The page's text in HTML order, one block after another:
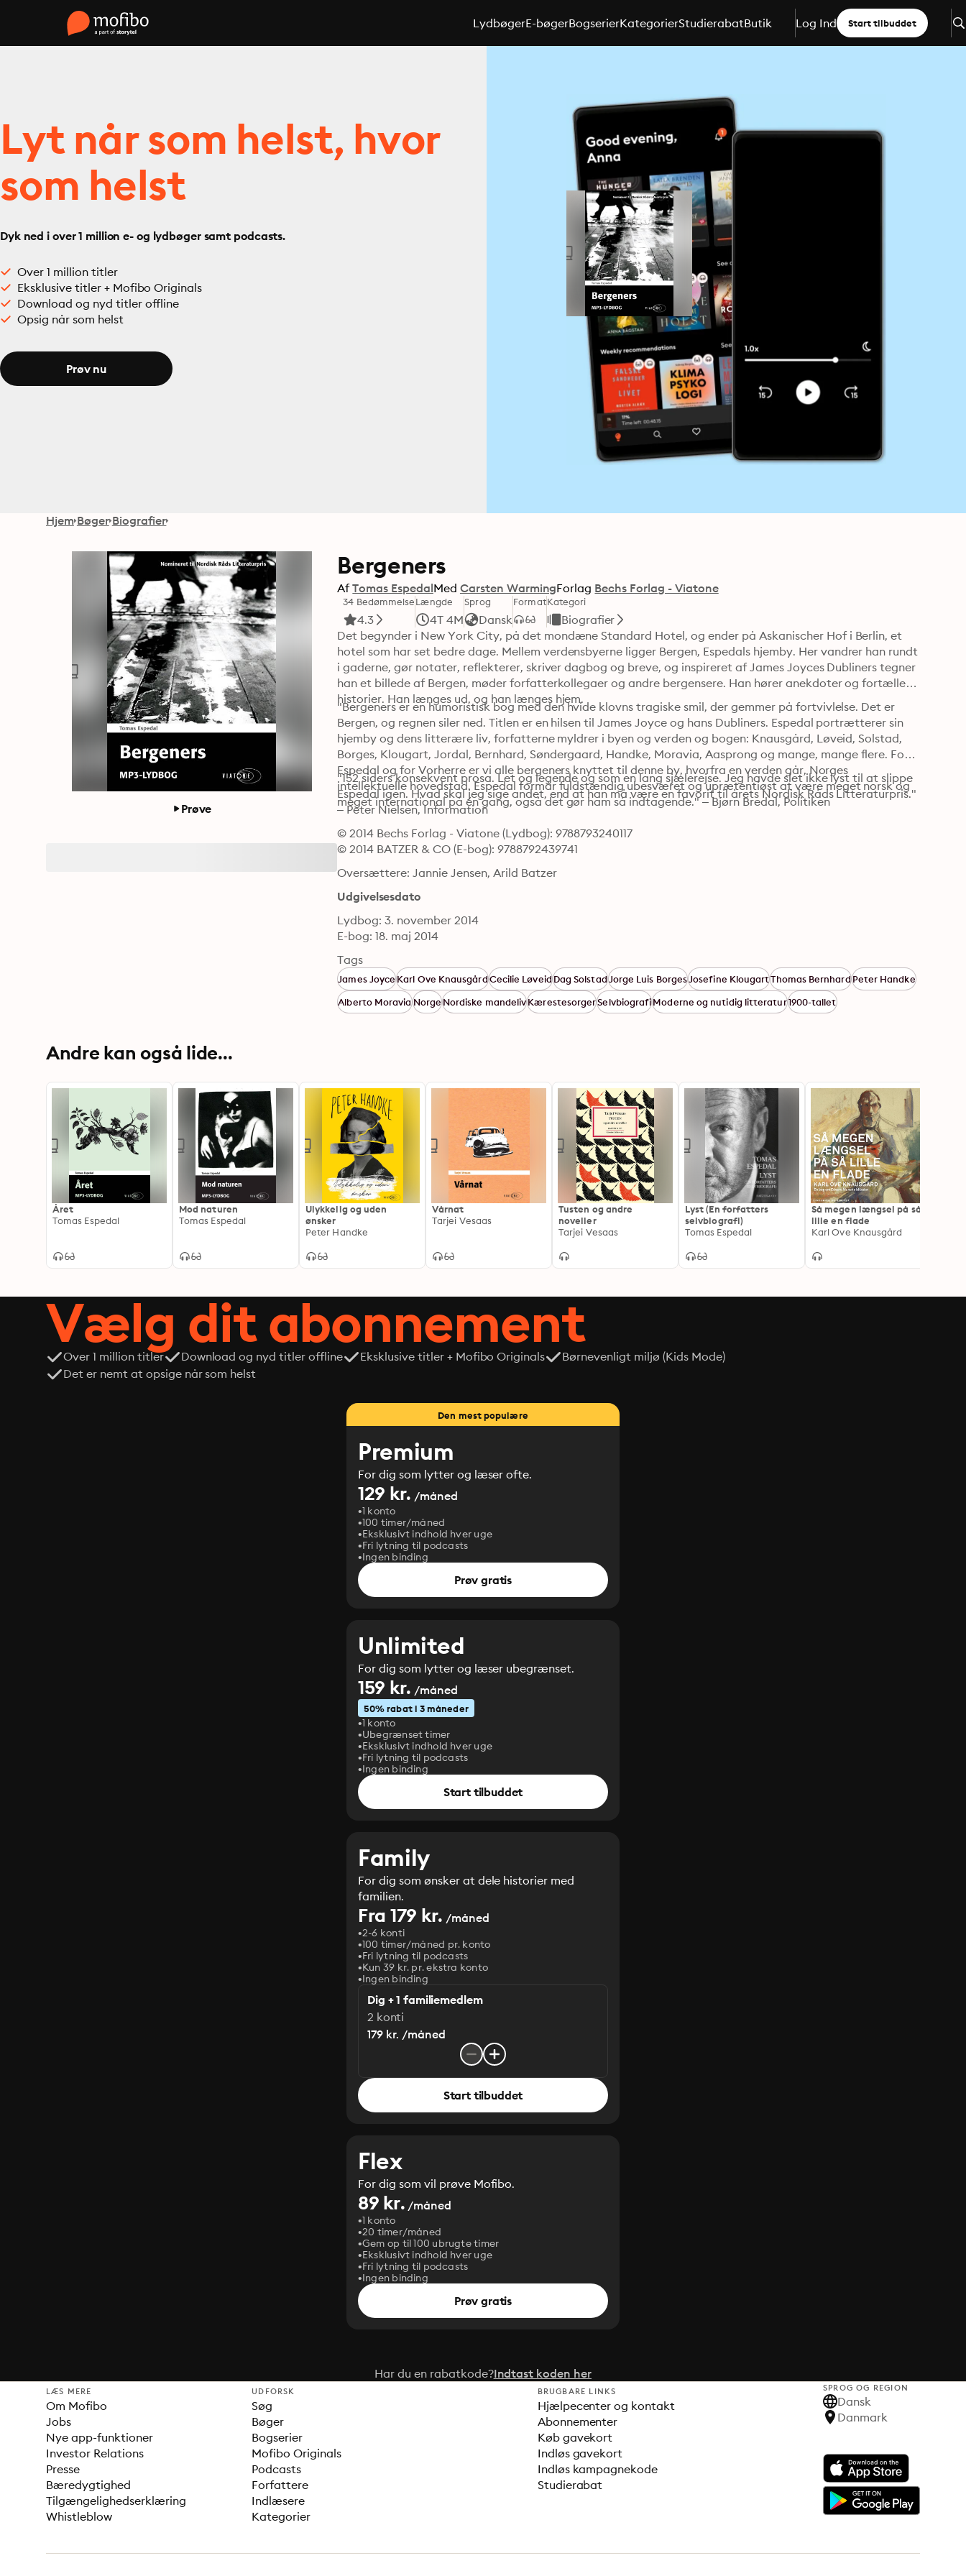
LydbøgerE-bøgerBogserierKategorierStudierabatButik Log Ind Start tilbuddet
Lyt når som helst, hvor
som helst
Dyk ned i over 1 million e- og lydbøger samt podcasts.
Over 1 million titler
Eksklusive titler + Mofibo Originals
Download og nyd titler offline
Opsig når som helst
Prøv nu
Hjem Bøger Biografier
Prøve
Bergeners
Af Tomas EspedalMed Carsten WarmingForlag Bechs Forlag - Viatone
34 Bedømmelse
4.3
Længde
4T 4M
Sprog
Dansk
FormatKategori
Biografier
Det begynder i New York City, på det mondæne Standard Hotel, og ender på Askanischer Hof i Berlin, et
hotel som har set bedre dage. Mellem verdensbyerne ligger Bergen, Espedals hjemby. Her vandrer han rundt
i gaderne, gør notater, reflekterer, skriver dagbog og breve, og inspireret af James Joyces Dubliners tegner
han et billede af Bergen, møder forfatterkollegaer og andre bergensere. Han hører anekdoter og fortæller
historier. Han længes ud, og han længes hjem.
"Bergeners er en humoristisk bog med den hvide klovns tragiske smil, der gemmer på fortvivlelse. Det er
Bergen, og regnen siler ned. Titlen er en hilsen til James Joyce og hans Dubliners. Espedal portrætterer sin
hjemby og dens litterære liv, forfatterne myldrer i byen og verden og bogen: Knausgård, Løveid, Solstad,
Borges, Klougart, Jordal, Bernhard, Søndergaard, Handke, Moravia, Aasprong og mange, mange flere. For
Espedal og for Vorherre er vi alle bergeners knyttet til denne by, hvorfra en verden går, Norges
intellektuelle hovedstad. Espedal formår fuldstændig ubesværet og uprætentiøst at være meget norsk og
meget international på én gang, også det gør ham så indtagende." – Bjørn Bredal, Politiken
"152 siders konsekvent prosa. Let og legende og som en lang sjælerejse. Jeg havde slet ikke lyst til at slippe
Espedal igen. Hvad skal jeg sige andet, end at han må være en favorit til årets Nordisk Råds Litteraturpris."
– Peter Nielsen, Information
© 2014 Bechs Forlag - Viatone (Lydbog): 9788793240117
© 2014 BATZER & CO (E-bog): 9788792439741
Oversættere: Jannie Jensen, Arild Batzer
Udgivelsesdato
Lydbog: 3. november 2014
E-bog: 18. maj 2014
Tags
James JoyceKarl Ove KnausgårdCecilie LøveidDag SolstadJorge Luis BorgesJosefine KlougartThomas BernhardPeter Handke
Alberto MoraviaNorgeNordiske mandelivKærestesorgerSelvbiografiModerne og nutidig litteratur1900-tallet
Andre kan også lide...
Året
Tomas Espedal
Mod naturen
Tomas Espedal
Ulykkelig og uden
ønsker
Peter Handke
Vårnat
Tarjei Vesaas
Tusten og andre
noveller
Tarjei Vesaas
Lyst (En forfatters
selvbiografi)
Tomas Espedal
Så megen længsel på så
lille en flade
Karl Ove Knausgård
Vælg dit abonnement
Over 1 million titler Download og nyd titler offline Eksklusive titler + Mofibo Originals
Børnevenligt miljø (Kids Mode)
Det er nemt at opsige når som helst
Den mest populære
Premium
For dig som lytter og læser ofte.
129 kr. /måned
1 konto
100 timer/måned
Eksklusivt indhold hver uge
Fri lytning til podcasts
Ingen binding
Prøv gratis
Unlimited
For dig som lytter og læser ubegrænset.
159 kr. /måned
50% rabat i 3 måneder
1 konto
Ubegrænset timer
Eksklusivt indhold hver uge
Fri lytning til podcasts
Ingen binding
Start tilbuddet
Family
For dig som ønsker at dele historier med
familien.
Fra 179 kr. /måned
2-6 konti
100 timer/måned pr. konto
Fri lytning til podcasts
Kun 39 kr. pr. ekstra konto
Ingen binding
Dig + 1 familiemedlem
2 konti
179 kr. /måned
Start tilbuddet
Flex
For dig som vil prøve Mofibo.
89 kr. /måned
1 konto
20 timer/måned
Gem op til 100 ubrugte timer
Eksklusivt indhold hver uge
Fri lytning til podcasts
Ingen binding
Prøv gratis
Har du en rabatkode?Indtast koden her
LÆS MERE
Om Mofibo
Jobs
Nye app-funktioner
Investor Relations
Presse
Bæredygtighed
Tilgængelighedserklæring
Whistleblow
UDFORSK
Søg
Bøger
Bogserier
Mofibo Originals
Podcasts
Forfattere
Indlæsere
Kategorier
BRUGBARE LINKS
Hjælpecenter og kontakt
Abonnementer
Køb gavekort
Indløs gavekort
Indløs kampagnekode
Studierabat
SPROG OG REGION
Dansk
Danmark